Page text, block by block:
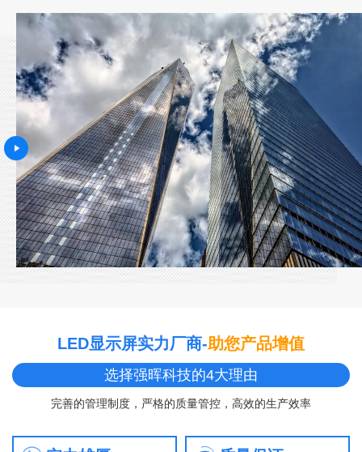
LED显示屏实力厂商-助您产品增值
选择强晖科技的4大理由
完善的管理制度，严格的质量管控，高效的生产效率